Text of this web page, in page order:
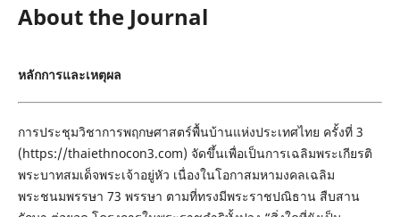
About the Journal
หลักการและเหตุผล
การประชุมวิชาการพฤกษศาสตร์พื้นบ้านแห่งประเทศไทย ครั้งที่ 3
(https://thaiethnocon3.com) จัดขึ้นเพื่อเป็นการเฉลิมพระเกียรติ
พระบาทสมเด็จพระเจ้าอยู่หัว เนื่องในโอกาสมหามงคลเฉลิม
พระชนมพรรษา 73 พรรษา ตามที่ทรงมีพระราชปณิธาน สืบสาน